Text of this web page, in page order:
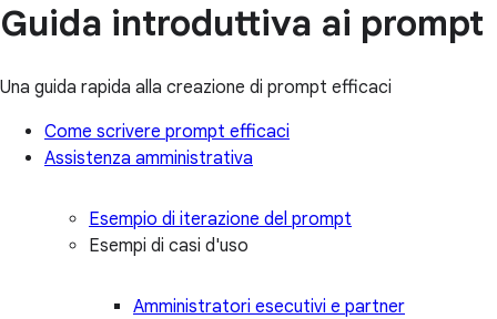
Guida introduttiva ai prompt
Una guida rapida alla creazione di prompt efficaci
Come scrivere prompt efficaci
Assistenza amministrativa
Esempio di iterazione del prompt
Esempi di casi d'uso
Amministratori esecutivi e partner